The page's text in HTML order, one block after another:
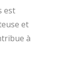
est
et
à